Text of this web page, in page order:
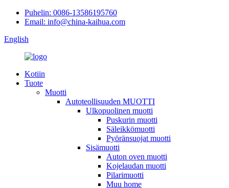
Puhelin: 0086-13586195760
Email: info@china-kaihua.com
English
Kotiin
Tuote
Muotti
Autoteollisuuden MUOTTI
Ulkopuolinen muotti
Puskurin muotti
Säleikkömuotti
Pyöränsuojat muotti
Sisämuotti
Auton oven muotti
Kojelaudan muotti
Pilarimuotti
Muu home